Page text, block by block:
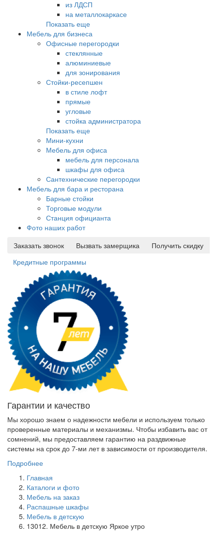
из ЛДСП
на металлокаркасе
Показать еще
Мебель для бизнеса
Офисные перегородки
стеклянные
алюминиевые
для зонирования
Стойки-ресепшен
в стиле лофт
прямые
угловые
стойка администратора
Показать еще
Мини-кухни
Мебель для офиса
мебель для персонала
шкафы для офиса
Сантехнические перегородки
Мебель для бара и ресторана
Барные стойки
Торговые модули
Станция официанта
Фото наших работ
Заказать звонок
Вызвать замерщика
Получить скидку
Кредитные программы
Гарантии и качество
Мы хорошо знаем о надежности мебели и используем только
проверенные материалы и механизмы. Чтобы избавить вас от
сомнений, мы предоставляем гарантию на раздвижные
системы на срок до 7-ми лет в зависимости от производителя.
Подробнее
Главная
Каталоги и фото
Мебель на заказ
Распашные шкафы
Мебель в детскую
13012. Мебель в детскую Яркое утро